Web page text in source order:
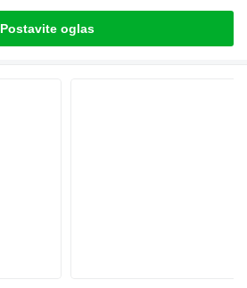
Postavite oglas